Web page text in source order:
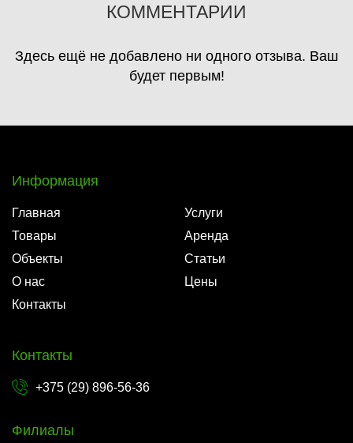
КОММЕНТАРИИ
Здесь ещё не добавлено ни одного отзыва. Ваш
будет первым!
Информация
Главная
Услуги
Товары
Аренда
Объекты
Статьи
О нас
Цены
Контакты
Контакты
+375 (29) 896-56-36
Филиалы